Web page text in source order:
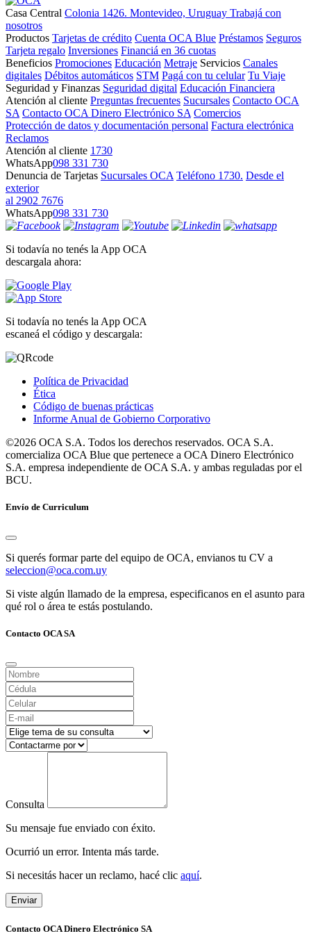
Casa Central Colonia 1426. Montevideo, Uruguay Trabajá con
nosotros
Productos Tarjetas de crédito Cuenta OCA Blue Préstamos Seguros
Tarjeta regalo Inversiones Financiá en 36 cuotas
Beneficios Promociones Educación Metraje Servicios Canales
digitales Débitos automáticos STM Pagá con tu celular Tu Viaje
Seguridad y Finanzas Seguridad digital Educación Financiera
Atención al cliente Preguntas frecuentes Sucursales Contacto OCA
SA Contacto OCA Dinero Electrónico SA Comercios
Protección de datos y documentación personal Factura electrónica
Reclamos
Atención al cliente 1730
WhatsApp098 331 730
Denuncia de Tarjetas Sucursales OCA Teléfono 1730. Desde el
exterior
al 2902 7676
WhatsApp098 331 730
Si todavía no tenés la App OCA
descargala ahora:
Si todavía no tenés la App OCA
escaneá el código y descargala:
Política de Privacidad
Ética
Código de buenas prácticas
Informe Anual de Gobierno Corporativo
©2026 OCA S.A. Todos los derechos reservados. OCA S.A.
comercializa OCA Blue que pertenece a OCA Dinero Electrónico
S.A. empresa independiente de OCA S.A. y ambas reguladas por el
BCU.
Envío de Curriculum
Si querés formar parte del equipo de OCA, envianos tu CV a
seleccion@oca.com.uy
Si viste algún llamado de la empresa, especificanos en el asunto para
qué rol o área te estás postulando.
Contacto OCA SA
Consulta
Su mensaje fue enviado con éxito.
Ocurrió un error. Intenta más tarde.
Si necesitás hacer un reclamo, hacé clic aquí.
Enviar
Contacto OCA Dinero Electrónico SA